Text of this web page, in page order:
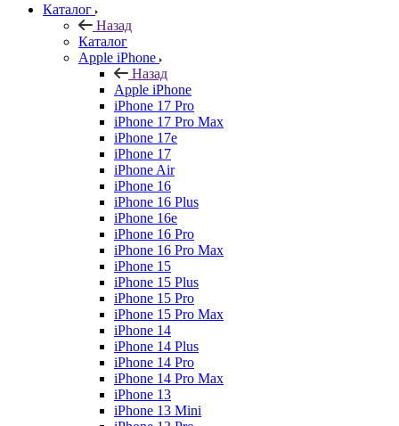
Каталог
Назад
Каталог
Apple iPhone
Назад
Apple iPhone
iPhone 17 Pro
iPhone 17 Pro Max
iPhone 17e
iPhone 17
iPhone Air
iPhone 16
iPhone 16 Plus
iPhone 16e
iPhone 16 Pro
iPhone 16 Pro Max
iPhone 15
iPhone 15 Plus
iPhone 15 Pro
iPhone 15 Pro Max
iPhone 14
iPhone 14 Plus
iPhone 14 Pro
iPhone 14 Pro Max
iPhone 13
iPhone 13 Mini